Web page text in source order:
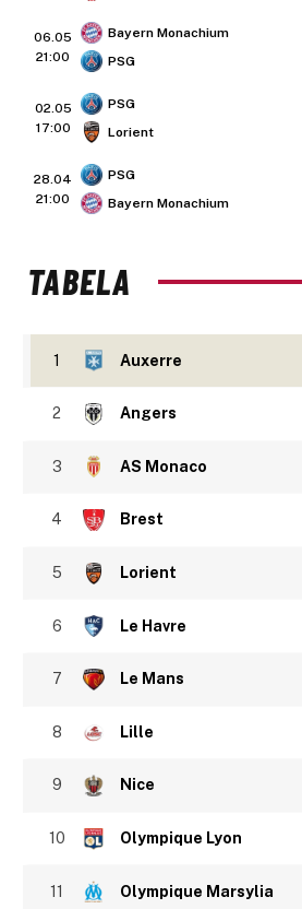
06.05
21:00
Bayern Monachium
PSG
02.05
17:00
PSG
Lorient
28.04
21:00
PSG
Bayern Monachium
TABELA
1 Auxerre
2 Angers
3 AS Monaco
4 Brest
5 Lorient
6 Le Havre
7 Le Mans
8 Lille
9 Nice
10 Olympique Lyon
11 Olympique Marsylia